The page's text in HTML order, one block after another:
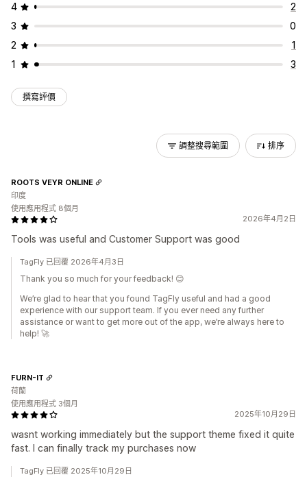
4
2
3
0
2
1
1
3
撰寫評價
調整搜尋範圍 排序
2026年4月2日
Tools was useful and Customer Support was good
ROOTS VEYR ONLINE
印度
使用應用程式 8個月
TagFly 已回覆 2026年4月3日
Thank you so much for your feedback! 😊
We’re glad to hear that you found TagFly useful and had a good
experience with our support team. If you ever need any further
assistance or want to get more out of the app, we’re always here to
help! 🚀
2025年10月29日
wasnt working immediately but the support theme fixed it quite
fast. I can finally track my purchases now
FURN-IT
荷蘭
使用應用程式 3個月
TagFly 已回覆 2025年10月29日